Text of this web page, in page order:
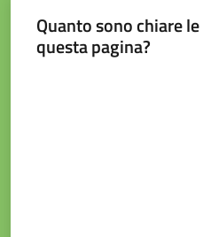
Sostenere
Quanto sono chiare
questa pagina?